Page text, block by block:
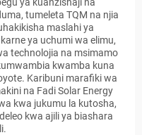
tumeleta TQM na njia
maslahi ya
ya uchumi wa elimu,
technolojia na msimamo
kwamba kuna
Karibuni marafiki wa
na Fadi Solar Energy
kwa jukumu la kutosha,
kwa ajili ya biashara